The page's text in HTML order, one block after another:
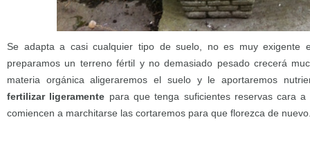
Se adapta a casi cualquier tipo de suelo, no es muy exigente
preparamos un terreno fértil y no demasiado pesado crecerá
materia orgánica aligeraremos el suelo y le aportaremos
fertilizar ligeramente para que tenga suficientes reservas cara
comiencen a marchitarse las cortaremos para que florezca de